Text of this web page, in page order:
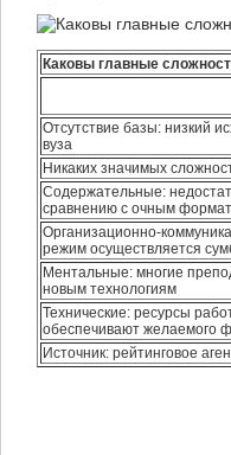
Каковы главные
Отсутствие базы: низкий
вуза
Никаких значимых
Содержательные:
сравнению с очным
Организационно-
режим осуществляется
Ментальные: многие
новым технологиям
Технические: ресурсы
обеспечивают желаемого
Источник: рейтинговое